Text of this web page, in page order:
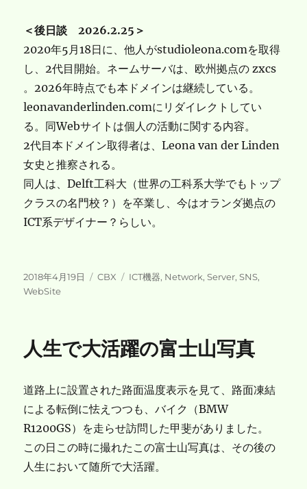
＜後日談 2026.2.25＞
2020年5月18日に、他人がstudioleona.comを取得
し、2代目開始。ネームサーバは、欧州拠点の zxcs
。2026年時点でも本ドメインは継続している。
leonavanderlinden.comにリダイレクトしてい
る。同Webサイトは個人の活動に関する内容。
2代目本ドメイン取得者は、Leona van der Linden
女史と推察される。
同人は、Delft工科大（世界の工科系大学でもトップ
クラスの名門校？）を卒業し、今はオランダ拠点の
ICT系デザイナー？らしい。
投
稿
2018年4月19日
カ
CBX
タ
ICT機器, Network,Server,SNS,
WebSite
人生で大活躍の富士山写真
道路上に設置された路面温度表示を見て、路面凍結
による転倒に怯えつつも、バイク（BMW
R1200GS）を走らせ訪問した甲斐がありました。
この日この時に撮れたこの富士山写真は、その後の
人生において随所で大活躍。